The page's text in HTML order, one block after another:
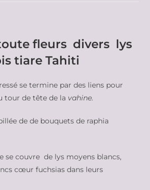
fleurs divers lys
tiare Tahiti
se termine par des liens pour
tour de tête de la vahine.
de de bouquets de raphia
se couvre de lys moyens blancs,
cœur fuchsias dans leurs